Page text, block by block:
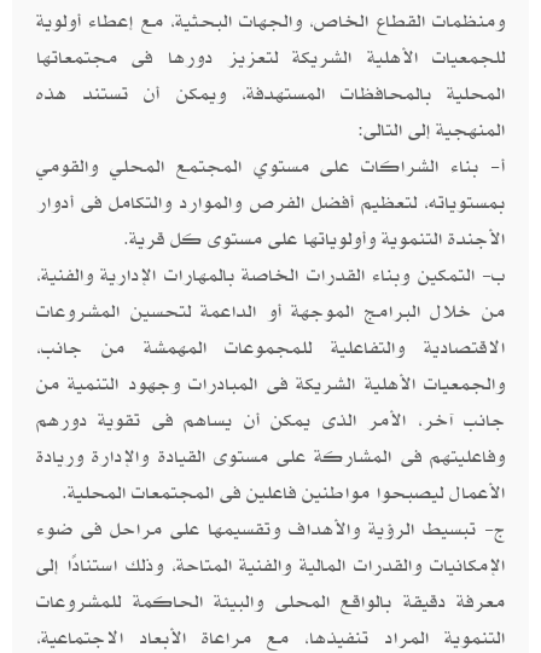
ومنظمات القطاع الخاص، والجهات البحثية، مع إعطاء أولوية
للجمعيات الأهلية الشريكة لتعزيز دورها فى مجتمعاتها
المحلية بالمحافظات المستهدفة، ويمكن أن تستند هذه
المنهجية إلى التالى:
أ- بناء الشراكات على مستوي المجتمع المحلي والقومي
بمستوياته، لتعظيم أفضل الفرص والموارد والتكامل فى أدوار
الأجندة التنموية وأولوياتها على مستوى كل قرية.
ب- التمكين وبناء القدرات الخاصة بالمهارات الإدارية والفنية،
من خلال البرامج الموجهة أو الداعمة لتحسين المشروعات
الاقتصادية والتفاعلية للمجموعات المهمشة من جانب،
والجمعيات الأهلية الشريكة فى المبادرات وجهود التنمية من
جانب آخر، الأمر الذى يمكن أن يساهم فى تقوية دورهم
وفاعليتهم فى المشاركة على مستوى القيادة والإدارة وريادة
الأعمال ليصبحوا مواطنين فاعلين فى المجتمعات المحلية.
ج- تبسيط الرؤية والأهداف وتقسيمها على مراحل فى ضوء
الإمكانيات والقدرات المالية والفنية المتاحة، وذلك استنادًا إلى
معرفة دقيقة بالواقع المحلى والبيئة الحاكمة للمشروعات
التنموية المراد تنفيذها، مع مراعاة الأبعاد الاجتماعية،